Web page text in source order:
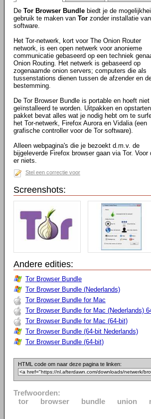
De Tor Browser Bundle biedt je de
gebruik te maken van Tor zonder installatie van
software.
Het Tor-netwerk, kort voor The Onion Router
network, is een open netwerk voor anonieme
communicatie gebaseerd op een techniek
Onion Routing. Het netwerk is gebaseerd op
zogenaamde onion servers; computers die als
tussenstations dienen tussen de afzender en
bestemming.
De Tor Browser Bundle is portable en hoeft niet
geïnstalleerd te worden. Uitpakken en
pakket bevat alles wat je nodig hebt om te
het Tor-netwerk, Firefox Aurora en Vidalia (een
grafische controller voor de Tor software).
Alleen webpagina's die je bezoekt d.m.v. de
bijgeleverde Firefox browser gaan via Tor.
er niets.
Stel een correctie voor
Screenshots:
Andere edities:
Tor Browser Bundle
Tor Browser Bundle (Nederlands)
Tor Browser Bundle for Mac
Tor Browser Bundle for Mac (Nederlands)
Tor Browser Bundle for Mac (64-bit)
Tor Browser Bundle (64-bit Nederlands)
Tor Browser Bundle (64-bit)
HTML code om naar deze pagina te linken:
Trefwoorden:
tor
browser bundle union